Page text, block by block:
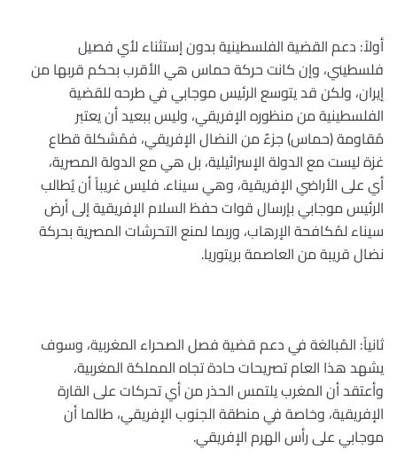
أولاً: دعم القضية الفلسطينية بدون إستثناء لأي فصيل
فلسطيني، وإن كانت حركة حماس هي الأقرب بحكم قربها من
إيران، ولكن قد يتوسع الرئيس موجابي في طرحه للقضية
الفلسطينية من منظوره الإفريقي، وليس ببعيد أن يعتبر
مُقاومة (حماس) جزءٌ من النضال الإفريقي، فمُشكلة قطاع
غزة ليست مع الدولة الإسرائيلية، بل هي مع الدولة المصرية،
أي على الأراضي الإفريقية، وهي سيناء. فليس غريباً أن يُطالب
الرئيس موجابي بإرسال قوات حفظ السلام الإفريقية إلى أرض
سيناء لمُكافحة الإرهاب، وربما لمنع التحرشات المصرية بحركة
نضال قريبة من العاصمة بريتوريا.
ثانياً: المُبالغة في دعم قضية فصل الصحراء المغربية، وسوف
يشهد هذا العام تصريحات حادة تجاه المملكة المغربية،
وأعتقد أن المغرب يلتمس الحذر من أي تحركات على القارة
الإفريقية، وخاصة في منطقة الجنوب الإفريقي، طالما أن
موجابي على رأس الهرم الإفريقي.